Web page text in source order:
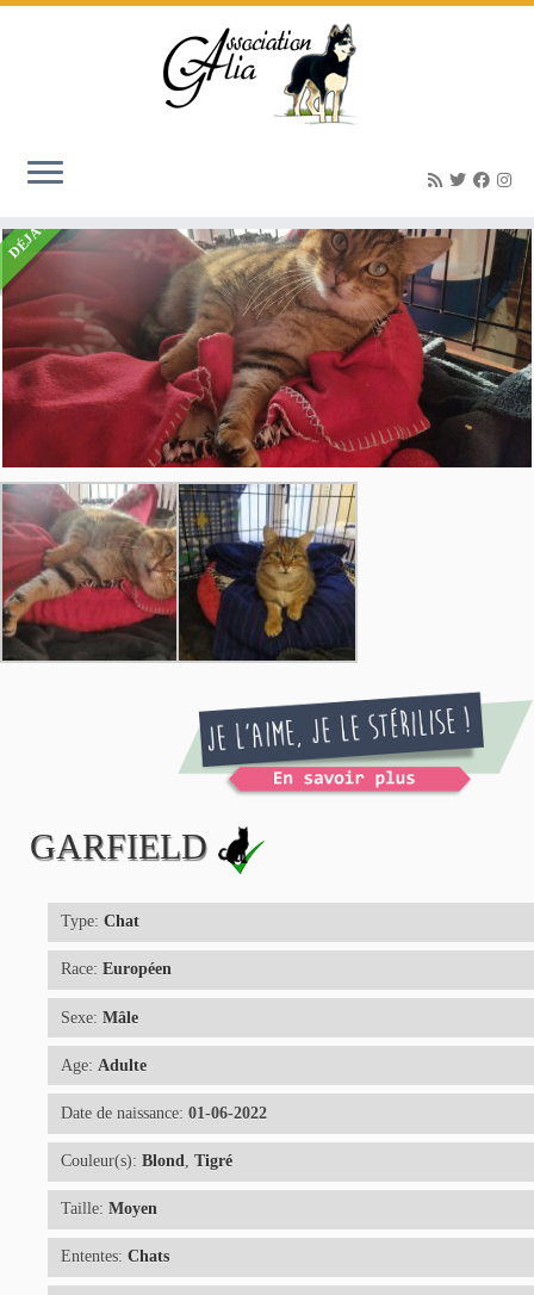
DÉJÀ ADOPTÉ(E)
GARFIELD
Type:Chat
Race:Européen
Sexe:Mâle
Age: Adulte
Date de naissance: 01-06-2022
Couleur(s):Blond,Tigré
Taille:Moyen
Ententes:Chats